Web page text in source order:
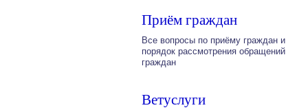
Приём граждан
Все вопросы по приёму граждан и
порядок рассмотрения обращений
граждан
Ветуслуги